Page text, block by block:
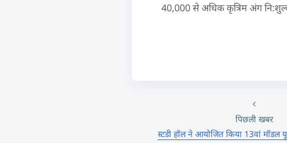
40,000 से अधिक कृत्रिम अंग
पिछली खबर
स्टडी हॉल ने आयोजित किया 13वां मॉडल